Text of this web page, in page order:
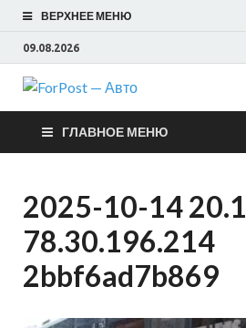
ВЕРХНЕЕ МЕНЮ
09.08.2026
Авто
ГЛАВНОЕ МЕНЮ
2025-10-14
78.30.196.214
2bbf6ad7b869